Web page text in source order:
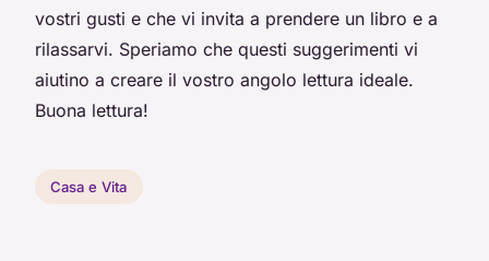
vostri gusti e che vi invita a prendere un libro e a
rilassarvi. Speriamo che questi suggerimenti vi
aiutino a creare il vostro angolo lettura ideale.
Buona lettura!
Casa e Vita